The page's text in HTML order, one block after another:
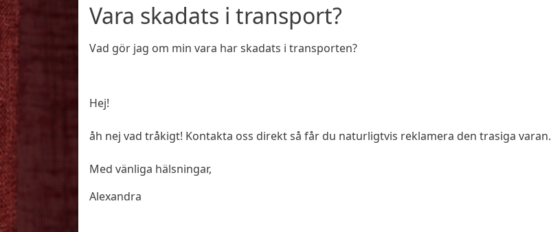
Vara skadats i transport?
Vad gör jag om min vara har skadats i transporten?
Hej!
åh nej vad tråkigt! Kontakta oss direkt så får du naturligtvis reklamera den trasiga varan.
Med vänliga hälsningar,
Alexandra